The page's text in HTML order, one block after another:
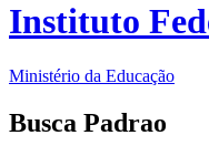
Instituto
Ministério da Educação
Busca Padrao